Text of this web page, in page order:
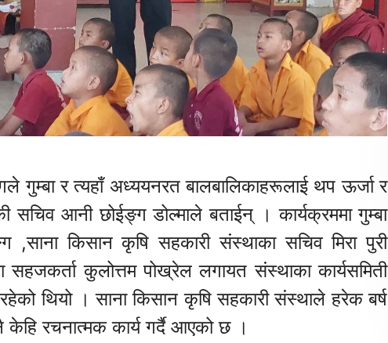
गुम्बा र त्यहाँ अध्ययनरत बालबालिकाहरूलाई थप ऊर्जा र
सचिव आनी छोईङ्ग डोल्माले बताईन् । कार्यक्रममा गुम्बा
,साना किसान कृषि सहकारी संस्थाका सचिव मिरा पुरी
सहजकर्ता कुलोत्तम पोख्रेल लगायत संस्थाका कार्यसमिती
थियो । साना किसान कृषि सहकारी संस्थाले हरेक बर्ष
केहि रचनात्मक कार्य गर्दै आएको छ ।